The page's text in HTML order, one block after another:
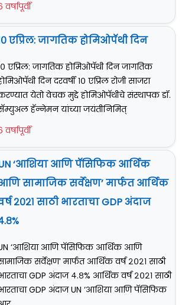
वर्षापूर्वी
एप्रिल: जागतिक होमिओपॅथी दिन
एप्रिल: जागतिक होमिओपॅथी दिन जागतिक
दिन दरवर्षी १० एप्रिल रोजी साजरा
येतो वेचक मुद्दे होमिओपॅथीचे संस्थापक डॉ.
हॅन्नेमन यांच्या जयंतीनिमित्
वर्षापूर्वी
‘आशिया आणि पॅसिफिक आर्थिक
सामाजिक सर्वेक्षण’ मार्फत आर्थिक
२०२१ साठी भारताचा GDP अंदाज
‘आशिया आणि पॅसिफिक आर्थिक आणि
सर्वेक्षण’ मार्फत आर्थिक वर्ष २०२१ साठी
GDP अंदाज ४.८% आर्थिक वर्ष २०२१ साठी
GDP अंदाज UN ‘आशिया आणि पॅसिफिक